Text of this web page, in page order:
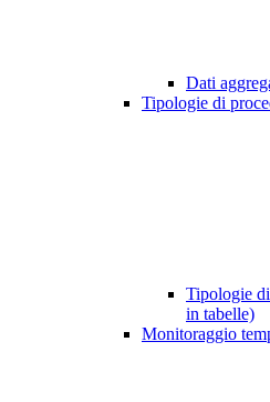
Dati
Tipologie di
Tipologie
in tabelle)
Monitoraggio